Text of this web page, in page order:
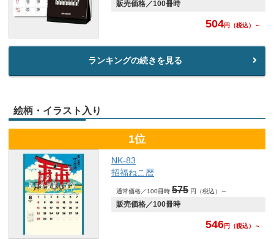
販売価格／100冊時
504円 （税込）～
ランキングの続きを見る
絵柄・イラスト入り
1位
NK-83
招福ねこ暦
通常価格／100冊時 575 円（税込）～
販売価格／100冊時
546円 （税込）～